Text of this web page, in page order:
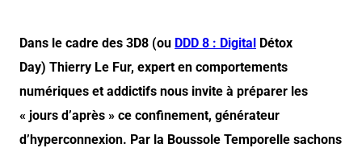
Dans le cadre des 3D8 (ou DDD 8 : Digital
Détox
Day) Thierry Le Fur, expert en comportements
numériques et addictifs nous invite à préparer les
« jours d’après » ce confinement, générateur
d’hyperconnexion. Par la Boussole Temporelle sachons